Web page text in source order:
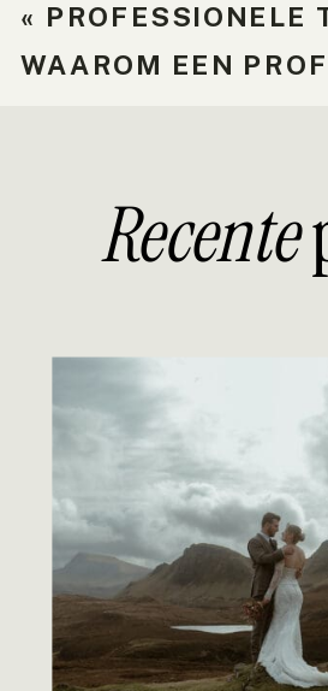
« PROFESSIONELE TROUWFOTOGRAAF
Recente